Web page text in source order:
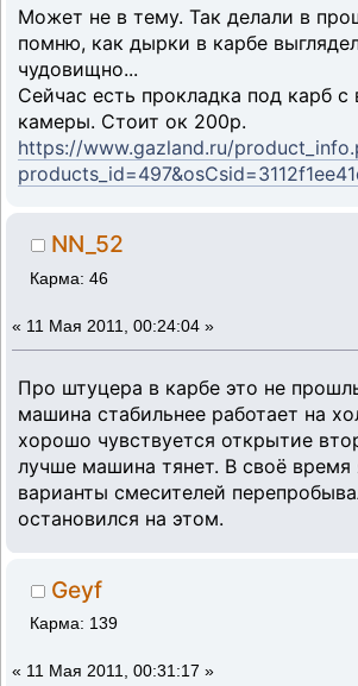
Может не в тему. Так делали в
помню, как дырки в карбе
чудовищно...
Сейчас есть прокладка под карб
камеры. Стоит ок 200р.
https://www.gazland.ru/
NN_52
Карма: 46
« 11 Мая 2011, 00:24:04 »
Про штуцера в карбе это не
машина стабильнее работает на
хорошо чувствуется открытие
лучше машина тянет. В своё время
варианты смесителей
остановился на этом.
Geyf
Карма: 139
« 11 Мая 2011, 00:31:17 »